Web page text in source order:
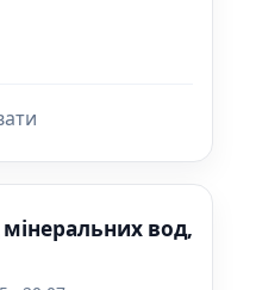
завод алмазного
вод,